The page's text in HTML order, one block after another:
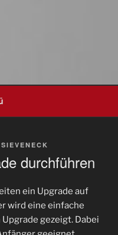
durchführen
ein Upgrade auf
wird eine einfache
gezeigt. Dabei